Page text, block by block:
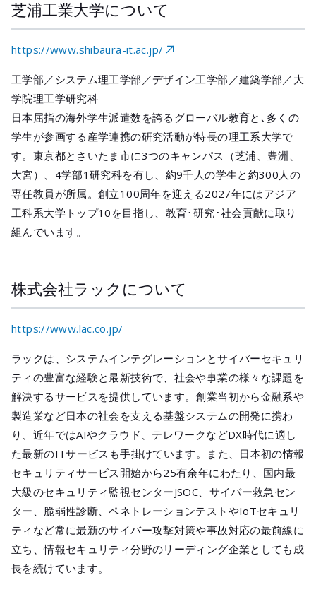
芝浦工業大学について
https://www.shibaura-it.ac.jp/
工学部／システム理工学部／デザイン工学部／建築学部／大
学院理工学研究科
日本屈指の海外学生派遣数を誇るグローバル教育と､多くの
学生が参画する産学連携の研究活動が特長の理工系大学で
す。東京都とさいたま市に3つのキャンパス（芝浦、豊洲、
大宮）、4学部1研究科を有し、約9千人の学生と約300人の
専任教員が所属。創立100周年を迎える2027年にはアジア
工科系大学トップ10を目指し、教育･研究･社会貢献に取り
組んでいます。
株式会社ラックについて
https://www.lac.co.jp/
ラックは、システムインテグレーションとサイバーセキュリ
ティの豊富な経験と最新技術で、社会や事業の様々な課題を
解決するサービスを提供しています。創業当初から金融系や
製造業など日本の社会を支える基盤システムの開発に携わ
り、近年ではAIやクラウド、テレワークなどDX時代に適し
た最新のITサービスも手掛けています。また、日本初の情報
セキュリティサービス開始から25有余年にわたり、国内最
大級のセキュリティ監視センターJSOC、サイバー救急セン
ター、脆弱性診断、ペネトレーションテストやIoTセキュリ
ティなど常に最新のサイバー攻撃対策や事故対応の最前線に
立ち、情報セキュリティ分野のリーディング企業としても成
長を続けています。